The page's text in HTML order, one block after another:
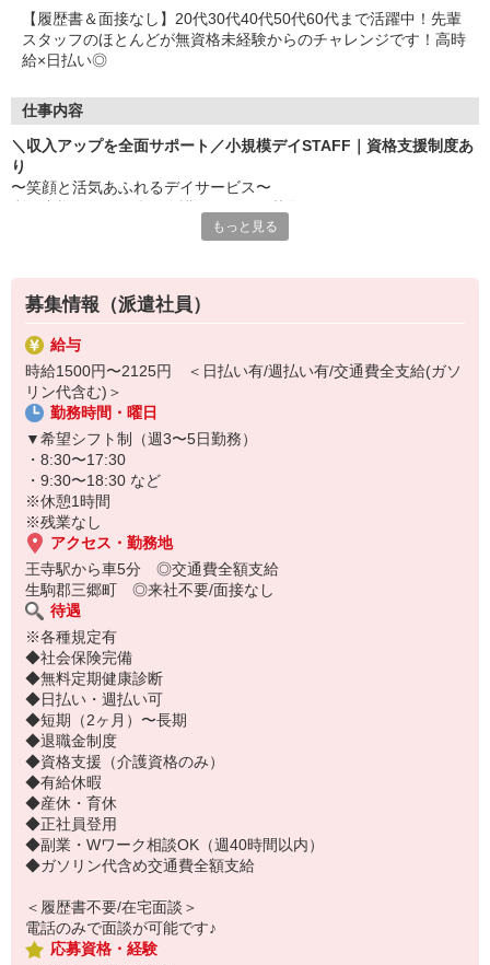
【履歴書＆面接なし】20代30代40代50代60代まで活躍中！先輩
スタッフのほとんどが無資格未経験からのチャレンジです！高時
給×日払い◎
仕事内容
＼収入アップを全面サポート／小規模デイSTAFF｜資格支援制度あ
り
〜笑顔と活気あふれるデイサービス〜
・生活面のサポート（入浴、食事の準備・介助など）
・レクリエーションの企画・実施
・送迎（運転・添乗） ※できる方のみ
など
≪無料の資格取得支援制度あり≫
「介護の知識がないから不安…」そんな方もご安心ください！
あなたのキャリアアップを全面的にサポートします◎未経験から初
任者研修、実務者研修の介護資格を取得可能です♪
あなたの「成長したい」気持ちを全力で応援します◎
まずは見学だけでもOK！お気軽にお問い合わせください。
優しい先輩たちが、あなたの新しい一歩を温かくサポートします。
もっと見る
募集情報（派遣社員）
給与
時給1500円〜2125円 ＜日払い有/週払い有/交通費全支給(ガソ
リン代含む)＞
勤務時間・曜日
▼希望シフト制（週3〜5日勤務）
・8:30〜17:30
・9:30〜18:30 など
※休憩1時間
※残業なし
アクセス・勤務地
王寺駅から車5分 ◎交通費全額支給
生駒郡三郷町 ◎来社不要/面接なし
待遇
※各種規定有
◆社会保険完備
◆無料定期健康診断
◆日払い・週払い可
◆短期（2ヶ月）〜長期
◆退職金制度
◆資格支援（介護資格のみ）
◆有給休暇
◆産休・育休
◆正社員登用
◆副業・Wワーク相談OK（週40時間以内）
◆ガソリン代含め交通費全額支給
＜履歴書不要/在宅面談＞
電話のみで面談が可能です♪
応募資格・経験